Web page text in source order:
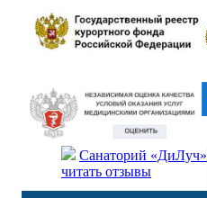
Санаторий «ДиЛуч»
читать отзывы